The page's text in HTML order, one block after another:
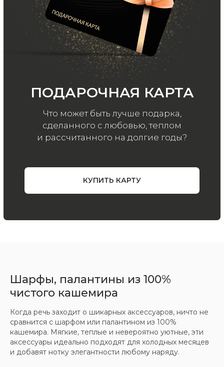
Шарфы, палантины из 100%
чистого кашемира
Когда речь заходит о шикарных аксессуаров, ничто не
сравнится с шарфом или палантином из 100%
кашемира. Мягкие, теплые и невероятно уютные, эти
аксессуары идеально подходят для холодных месяцев
и добавят нотку элегантности любому наряду.
Хотите быть в курсе всех новинок
и акций, подпишитесь на email рассылку
Ваш e-mail
Подписаться
ООО «МИР КАШЕМИРА» © 2023
Все права защищены.
Политика
конфиденциальности